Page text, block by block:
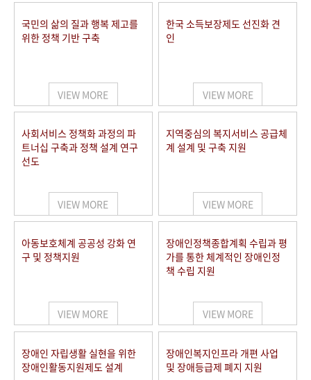
국민의 삶의 질과 행복 제고를
위한 정책 기반 구축
VIEW MORE
한국 소득보장제도 선진화 견
인
VIEW MORE
사회서비스 정책화 과정의 파
트너십 구축과 정책 설계 연구
선도
VIEW MORE
지역중심의 복지서비스 공급체
계 설계 및 구축 지원
VIEW MORE
아동보호체계 공공성 강화 연
구 및 정책지원
VIEW MORE
장애인정책종합계획 수립과 평
가를 통한 체계적인 장애인정
책 수립 지원
VIEW MORE
장애인 자립생활 실현을 위한
장애인활동지원제도 설계
장애인복지인프라 개편 사업
및 장애등급제 폐지 지원